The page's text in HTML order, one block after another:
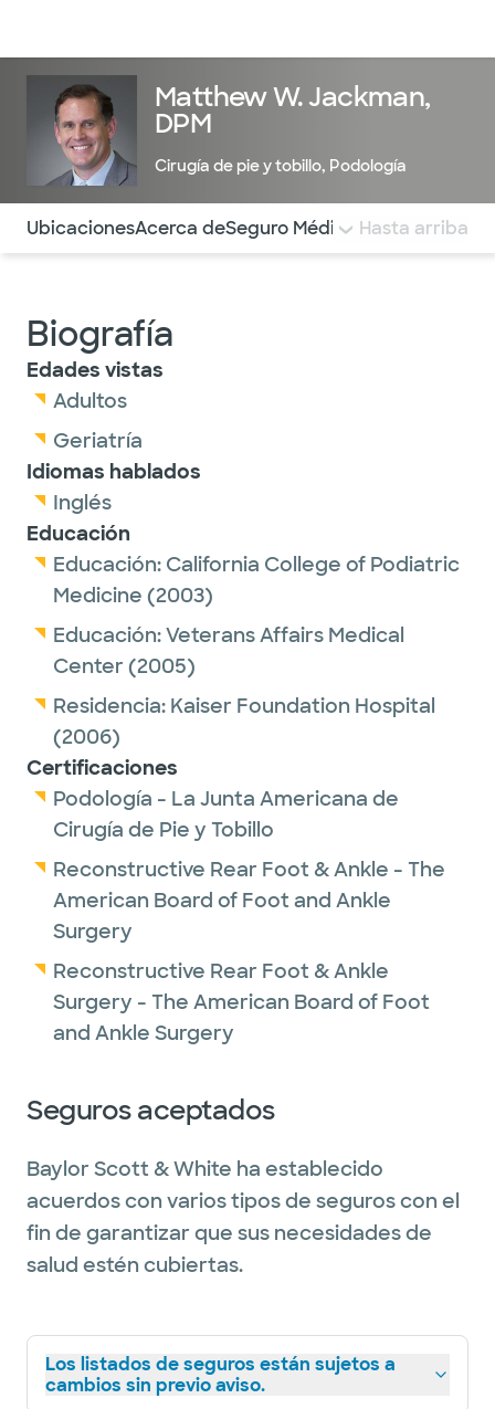
Matthew W. Jackman,
DPM
Cirugía de pie y tobillo, Podología
Utilice esta navegación para saltar rápidamente a
UbicacionesAcerca deSeguro Médico COMENTARIOS
Hasta arriba
Biografía
Edades vistas
Adultos
Geriatría
Idiomas hablados
Inglés
Educación
Educación: California College of Podiatric
Medicine (2003)
Educación:Veterans Affairs Medical
Center (2005)
Residencia: Kaiser Foundation Hospital
(2006)
Certificaciones
Podología - La Junta Americana de
Cirugía de Pie y Tobillo
Reconstructive Rear Foot & Ankle - The
American Board of Foot and Ankle
Surgery
Reconstructive Rear Foot & Ankle
Surgery - The American Board of Foot
and Ankle Surgery
Seguros aceptados
Baylor Scott & White ha establecido
acuerdos con varios tipos de seguros con el
fin de garantizar que sus necesidades de
salud estén cubiertas.
Los listados de seguros están sujetos a
cambios sin previo aviso.